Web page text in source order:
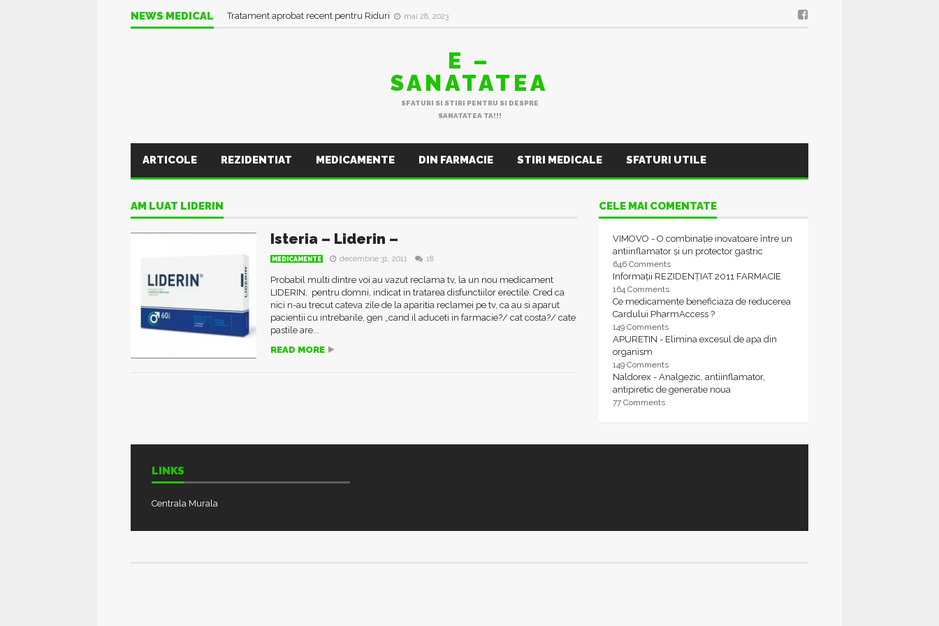
NEWS MEDICAL Tratament aprobat recent pentru Riduri mai 28, 2023
E –
SANATATEA
SFATURI SI STIRI PENTRU SI DESPRE
SANATATEA TA!!!
ARTICOLE REZIDENTIAT MEDICAMENTE DIN FARMACIE STIRI MEDICALE SFATURI UTILE
AM LUAT LIDERIN
Isteria – Liderin –
MEDICAMENTE decembrie 31, 2011 18
Probabil multi dintre voi au vazut reclama tv, la un nou medicament
LIDERIN, pentru domni, indicat in tratarea disfunctiilor erectile. Cred ca
nici n-au trecut cateva zile de la aparitia reclamei pe tv, ca au si aparut
pacientii cu intrebarile, gen „cand il aduceti in farmacie?/ cat costa?/ cate
pastile are...
READ MORE
CELE MAI COMENTATE
VIMOVO - O combinație inovatoare între un
antiinflamator și un protector gastric
646 Comments
Informații REZIDENȚIAT 2011 FARMACIE
164 Comments
Ce medicamente beneficiaza de reducerea
Cardului PharmAccess ?
149 Comments
APURETIN - Elimina excesul de apa din
organism
149 Comments
Naldorex - Analgezic, antiinflamator,
antipiretic de generatie noua
77 Comments
LINKS
Centrala Murala